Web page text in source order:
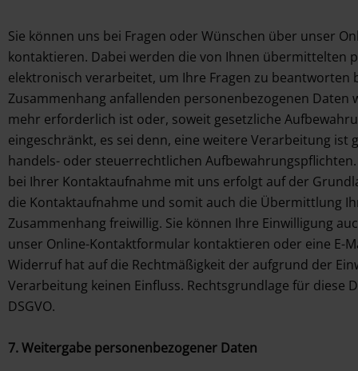
Sie können uns bei Fragen oder Wünschen über unser
kontaktieren. Dabei werden die von Ihnen übermittelten
elektronisch verarbeitet, um Ihre Fragen zu beantworten
Zusammenhang anfallenden personenbezogenen Daten
mehr erforderlich ist oder, soweit gesetzliche
eingeschränkt, es sei denn, eine weitere Verarbeitung ist
handels- oder steuerrechtlichen
bei Ihrer Kontaktaufnahme mit uns erfolgt auf der
die Kontaktaufnahme und somit auch die Übermittlung
Zusammenhang freiwillig. Sie können Ihre Einwilligung
unser Online-Kontaktformular kontaktieren oder eine E-
Widerruf hat auf die Rechtmäßigkeit der aufgrund der
Verarbeitung keinen Einfluss. Rechtsgrundlage für diese
DSGVO.
7. Weitergabe personenbezogener Daten